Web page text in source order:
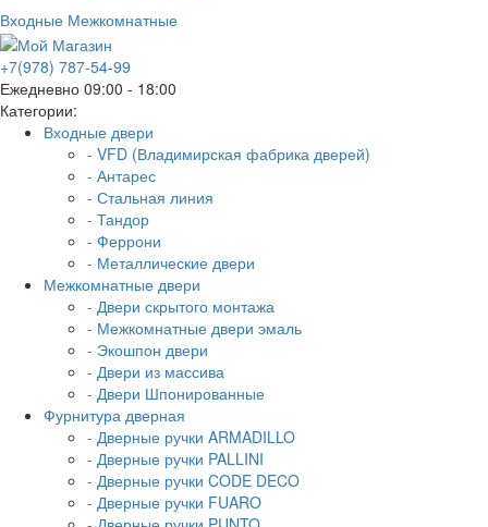
Входные Межкомнатные
+7(978) 787-54-99
Ежедневно 09:00 - 18:00
Категории:
Входные двери
- VFD (Владимирская фабрика дверей)
- Антарес
- Стальная линия
- Тандор
- Феррони
- Металлические двери
Межкомнатные двери
- Двери скрытого монтажа
- Межкомнатные двери эмаль
- Экошпон двери
- Двери из массива
- Двери Шпонированные
Фурнитура дверная
- Дверные ручки ARMADILLO
- Дверные ручки PALLINI
- Дверные ручки CODE DECO
- Дверные ручки FUARO